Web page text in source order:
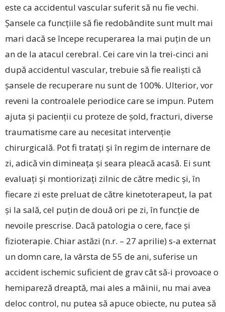
este ca accidentul vascular suferit să nu fie vechi.
Șansele ca funcțiile să fie redobândite sunt mult mai
mari dacă se începe recuperarea la mai puțin de un
an de la atacul cerebral. Cei care vin la trei-cinci ani
după accidentul vascular, trebuie să fie realiști că
șansele de recuperare nu sunt de 100%. Ulterior, vor
reveni la controalele periodice care se impun. Putem
ajuta și pacienții cu proteze de șold, fracturi, diverse
traumatisme care au necesitat intervenție
chirurgicală. Pot fi tratați și în regim de internare de
zi, adică vin dimineața și seara pleacă acasă. Ei sunt
evaluați și montiorizați zilnic de către medic și, în
fiecare zi este preluat de către kinetoterapeut, la pat
și la sală, cel puțin de două ori pe zi, în funcție de
nevoile prescrise. Dacă patologia o cere, face și
fizioterapie. Chiar astăzi (n.r. – 27 aprilie) s-a externat
un domn care, la vârsta de 55 de ani, suferise un
accident ischemic suficient de grav cât să-i provoace o
hemipareză dreaptă, mai ales a mâinii, nu mai avea
deloc control, nu putea să apuce obiecte, nu putea să